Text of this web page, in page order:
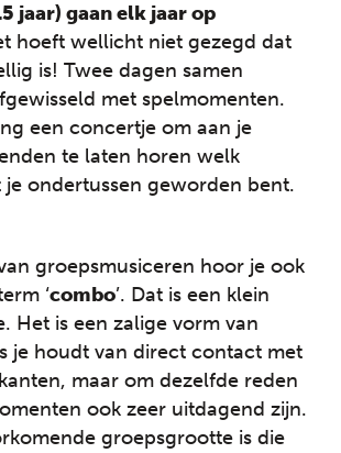
jaar) gaan elk jaar op
hoeft wellicht niet gezegd dat
is! Twee dagen samen
met spelmomenten.
een concertje om aan je
te laten horen welk
je ondertussen geworden bent.
groepsmusiceren hoor je ook
‘combo’. Dat is een klein
Het is een zalige vorm van
je houdt van direct contact met
maar om dezelfde reden
ook zeer uitdagend zijn.
groepsgrootte is die